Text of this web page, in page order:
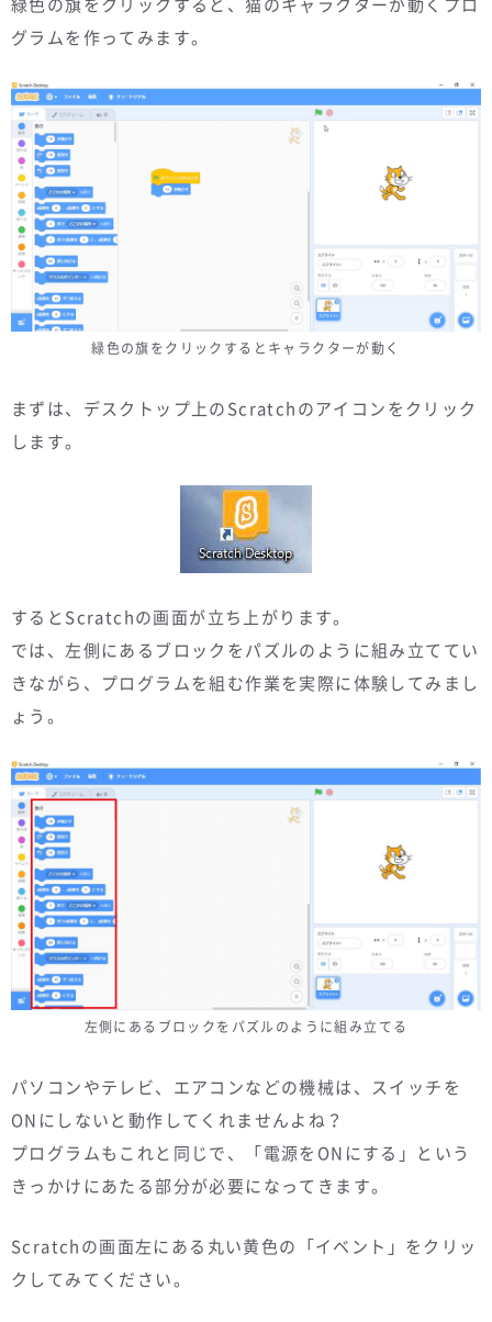
グラムを作ってみます。
緑色の旗をクリックするとキャラクターが動く
まずは、デスクトップ上のScratchのアイコンをクリック
します。
するとScratchの画面が立ち上がります。
では、左側にあるブロックをパズルのように組み立ててい
きながら、プログラムを組む作業を実際に体験してみまし
ょう。
左側にあるブロックをパズルのように組み立てる
パソコンやテレビ、エアコンなどの機械は、スイッチを
ONにしないと動作してくれませんよね？
プログラムもこれと同じで、「電源をONにする」という
きっかけにあたる部分が必要になってきます。
Scratchの画面左にある丸い黄色の「イベント」をクリッ
クしてみてください。